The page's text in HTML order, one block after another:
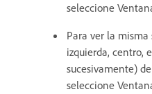
seleccione
Para ver la
izquierda, centro,
sucesivamente)
seleccione